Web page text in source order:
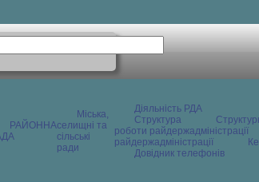
РАЙОННА
Міська,
селищні та
сільські
ради
Діяльність РДА
Структура
роботи райдержадміністрації
райдержадміністрації
Довідник телефонів